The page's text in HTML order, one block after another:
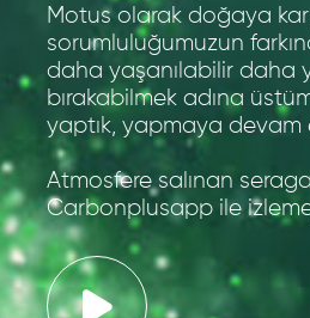
Motus olarak doğaya
sorumluluğumuzun
daha yaşanılabilir daha
bırakabilmek adına
yaptık, yapmaya devam
Atmosfere salınan
Carbonplusapp ile